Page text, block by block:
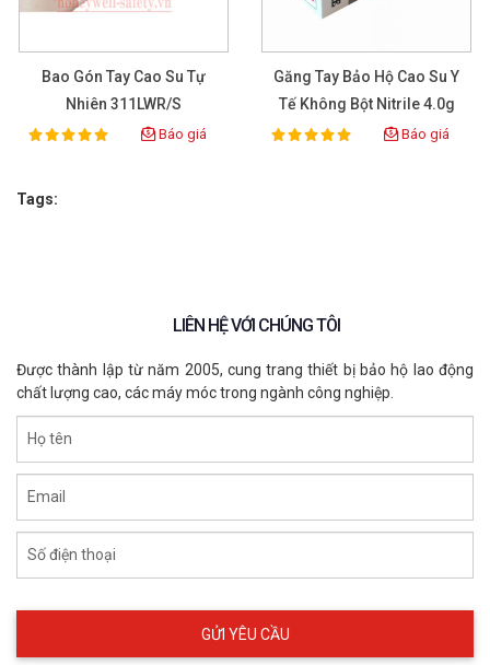
Bao Gón Tay Cao Su Tự
Nhiên 311LWR/S
Rating:
100% Báo giá
Găng Tay Bảo Hộ Cao Su Y
Tế Không Bột Nitrile 4.0g
Màu Lam
Rating:
100% Báo giá
Tags:
LIÊN HỆ VỚI CHÚNG TÔI
Được thành lập từ năm 2005, cung trang thiết bị bảo hộ lao động
chất lượng cao, các máy móc trong ngành công nghiệp.
Họ tên
Email
Số điện thoại